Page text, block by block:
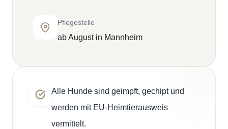
Pflegestelle
ab August in Mannheim
Alle Hunde sind geimpft, gechipt und
werden mit EU-Heimtierausweis
vermittelt.